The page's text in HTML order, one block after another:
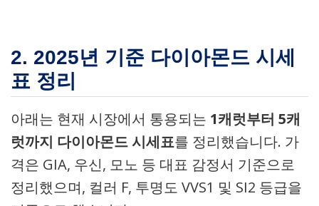
2. 2025년 기준 다이아몬드 시세
표 정리
아래는 현재 시장에서 통용되는 1캐럿부터 5캐
럿까지 다이아몬드 시세표를 정리했습니다. 가
격은 GIA, 우신, 모노 등 대표 감정서 기준으로
정리했으며, 컬러 F, 투명도 VVS1 및 SI2 등급을